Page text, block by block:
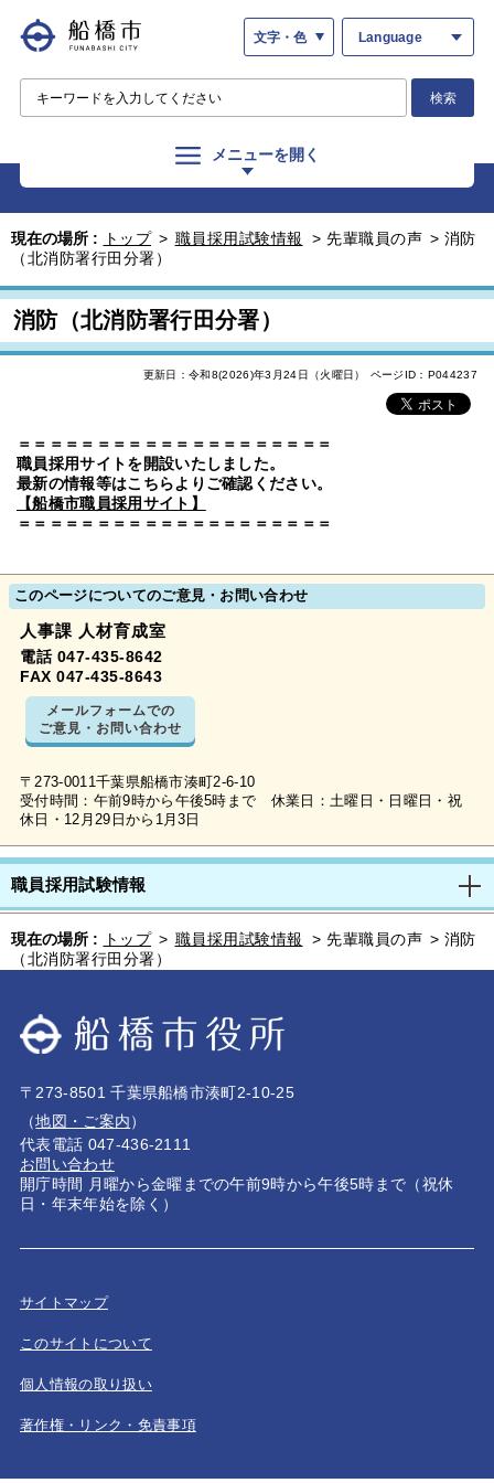
文字・色 Language
検索
メニューを開く
現在の場所 : トップ > 職員採用試験情報 > 先輩職員の声 > 消防
（北消防署行田分署）
消防（北消防署行田分署）
更新日：令和8(2026)年3月24日（火曜日） ページID：P044237
＝＝＝＝＝＝＝＝＝＝＝＝＝＝＝＝＝＝＝＝
職員採用サイトを開設いたしました。
最新の情報等はこちらよりご確認ください。
【船橋市職員採用サイト】
＝＝＝＝＝＝＝＝＝＝＝＝＝＝＝＝＝＝＝＝
このページについてのご意見・お問い合わせ
人事課 人材育成室
電話 047-435-8642
FAX 047-435-8643
メールフォームでの
ご意見・お問い合わせ
〒273-0011千葉県船橋市湊町2-6-10
受付時間：午前9時から午後5時まで 休業日：土曜日・日曜日・祝
休日・12月29日から1月3日
職員採用試験情報
現在の場所 : トップ > 職員採用試験情報 > 先輩職員の声 > 消防
（北消防署行田分署）
〒273-8501 千葉県船橋市湊町2-10-25
（地図・ご案内）
代表電話 047-436-2111
お問い合わせ
開庁時間 月曜から金曜までの午前9時から午後5時まで（祝休
日・年末年始を除く）
サイトマップ
このサイトについて
個人情報の取り扱い
著作権・リンク・免責事項